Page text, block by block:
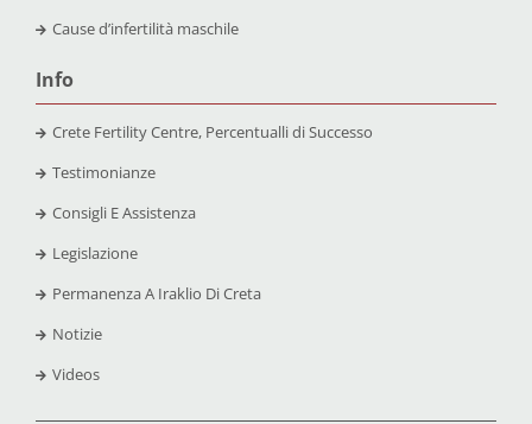
Cause d’infertilità maschile
Info
Crete Fertility Centre, Percentualli di Successo
Testimonianze
Consigli E Assistenza
Legislazione
Permanenza A Iraklio Di Creta
Notizie
Videos